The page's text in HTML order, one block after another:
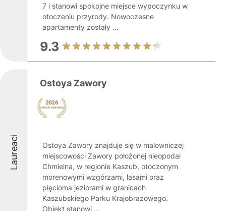
7 i stanowi spokojne miejsce wypoczynku w
otoczeniu przyrody. Nowoczesne
apartamenty zostały ...
9.3
Laureaci
Ostoya Zawory
Ostoya Zawory znajduje się w malowniczej
miejscowości Zawory położonej nieopodal
Chmielna, w regionie Kaszub, otoczonym
morenowymi wzgórzami, lasami oraz
pięcioma jeziorami w granicach
Kaszubskiego Parku Krajobrazowego.
Obiekt stanowi ...